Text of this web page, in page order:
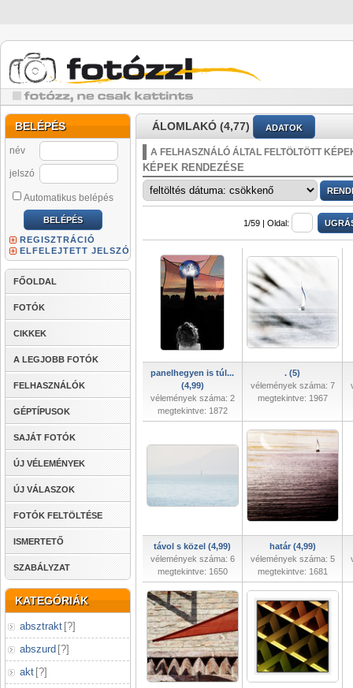
BELÉPÉS
név
jelszó
Automatikus belépés
REGISZTRÁCIÓ
ELFELEJTETT JELSZÓ
FŐOLDAL
FOTÓK
CIKKEK
A LEGJOBB FOTÓK
FELHASZNÁLÓK
GÉPTÍPUSOK
SAJÁT FOTÓK
ÚJ VÉLEMÉNYEK
ÚJ VÁLASZOK
FOTÓK FELTÖLTÉSE
ISMERTETŐ
SZABÁLYZAT
KATEGÓRIÁK
absztrakt [?]
abszurd [?]
akt [?]
ÁLOMLAKÓ (4,77) ADATOK
A FELHASZNÁLÓ ÁLTAL FELTÖLTÖTT
KÉPEK RENDEZÉSE
1/59 | Oldal:
panelhegyen is túl...
(4,99)
vélemények száma: 2
megtekintve: 1872
. (5)
vélemények száma: 7
megtekintve: 1967
távol s közel (4,99)
vélemények száma: 6
megtekintve: 1650
határ (4,99)
vélemények száma: 5
megtekintve: 1681